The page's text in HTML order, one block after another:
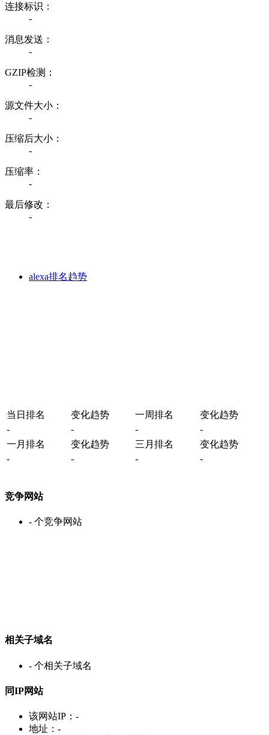
连接标识：
-
消息发送：
-
GZIP检测：
-
源文件大小：
-
压缩后大小：
-
压缩率：
-
最后修改：
-
alexa排名趋势
当日排名 变化趋势 一周排名
变化趋势
-
- -
-
一月排名
变化趋势 三月排名
变化趋势
-
- - -
竞争网站
- 个竞争网站
相关子域名
- 个相关子域名
同IP网站
该网站IP： -
地址： -